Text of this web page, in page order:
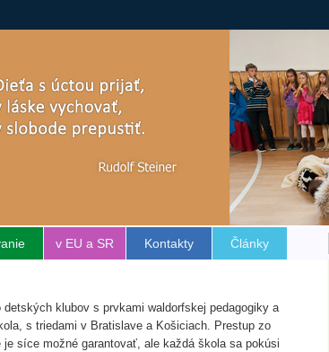
v EU a SR Kontakty Články
detských klubov s prvkami waldorfskej pedagogiky a
s triedami v Bratislave a Košiciach. Prestup zo
síce možné garantovať, ale každá škola sa pokúsi